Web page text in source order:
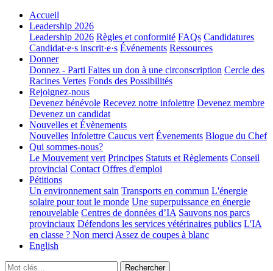
Accueil
Leadership 2026
Leadership 2026 Règles et conformité FAQs Candidatures
Candidat·e·s inscrit·e·s Événements Ressources
Donner
Donnez - Parti Faites un don à une circonscription Cercle des
Racines Vertes Fonds des Possibilités
Rejoignez-nous
Devenez bénévole Recevez notre infolettre Devenez membre
Devenez un candidat
Nouvelles et Évènements
Nouvelles Infolettre Caucus vert Évenements Blogue du Chef
Qui sommes-nous?
Le Mouvement vert Principes Statuts et Règlements Conseil
provincial Contact Offres d'emploi
Pétitions
Un environnement sain Transports en commun L'énergie
solaire pour tout le monde Une superpuissance en énergie
renouvelable Centres de données d’IA Sauvons nos parcs
provinciaux Défendons les services vétérinaires publics L'IA
en classe ? Non merci Assez de coupes à blanc
English